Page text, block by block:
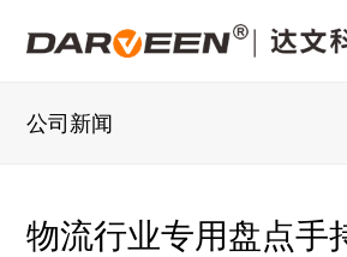
公司新闻
物流行业专用盘点手